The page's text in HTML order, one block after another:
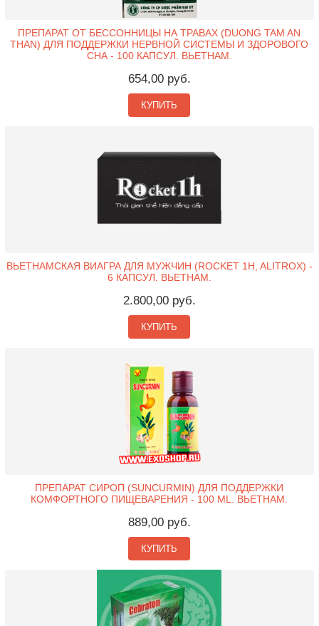
ПРЕПАРАТ ОТ БЕССОННИЦЫ НА ТРАВАХ (DUONG TAM AN
THAN) ДЛЯ ПОДДЕРЖКИ НЕРВНОЙ СИСТЕМЫ И ЗДОРОВОГО
СНА - 100 КАПСУЛ. ВЬЕТНАМ.
654,00 руб.
КУПИТЬ
ВЬЕТНАМСКАЯ ВИАГРА ДЛЯ МУЖЧИН (ROCKET 1H, ALITROX) -
6 КАПСУЛ. ВЬЕТНАМ.
2.800,00 руб.
КУПИТЬ
ПРЕПАРАТ СИРОП (SUNCURMIN) ДЛЯ ПОДДЕРЖКИ
КОМФОРТНОГО ПИЩЕВАРЕНИЯ - 100 ML. ВЬЕТНАМ.
889,00 руб.
КУПИТЬ